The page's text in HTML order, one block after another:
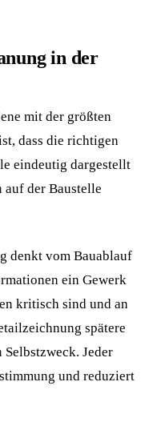
in der
mit der größten
dass die richtigen
eindeutig dargestellt
auf der Baustelle
denkt vom Bauablauf
ein Gewerk
kritisch sind und an
spätere
Jeder
und reduziert